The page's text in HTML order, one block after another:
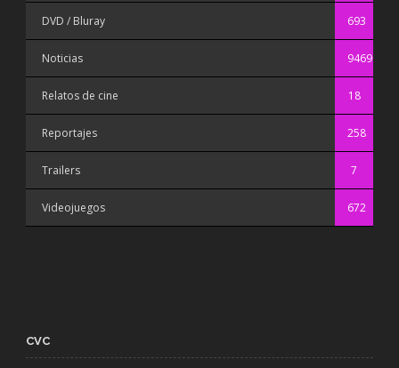
DVD / Bluray 693
Noticias 9469
Relatos de cine 18
Reportajes 258
Trailers 7
Videojuegos 672
CVC